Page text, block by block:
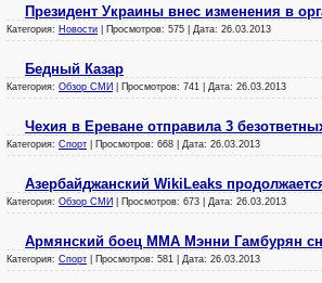
Президент Украины внес изменения в
Категория: Новости | Просмотров: 575 | Дата: 26.03.2013
Бедный Казар
Категория: Обзор СМИ | Просмотров: 741 | Дата: 26.03.2013
Чехия в Ереване отправила 3
Категория: Спорт | Просмотров: 668 | Дата: 26.03.2013
Азербайджанский WikiLeaks
Категория: Обзор СМИ | Просмотров: 673 | Дата: 26.03.2013
Армянский боец ММА Мэнни Гамбурян
Категория: Спорт | Просмотров: 581 | Дата: 26.03.2013